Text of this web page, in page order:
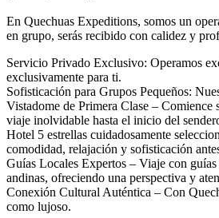
En Quechuas Expeditions, somos un
en grupo, serás recibido con calidez y
Servicio Privado Exclusivo: Operamos
exclusivamente para ti.
Sofisticación para Grupos Pequeños:
Vistadome de Primera Clase – Comience
viaje inolvidable hasta el inicio del
Hotel 5 estrellas cuidadosamente
comodidad, relajación y sofisticación
Guías Locales Expertos – Viaje con
andinas, ofreciendo una perspectiva y
Conexión Cultural Auténtica – Con
como lujoso.